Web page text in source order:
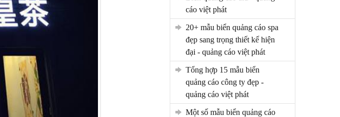
cáo việt phát
20+ mẫu biển quảng cáo spa
đẹp sang trọng thiết kế hiện
đại - quảng cáo việt phát
tổng hợp 15 mẫu biển
quảng cáo công ty đẹp -
quảng cáo việt phát
một số mẫu biển quảng cáo